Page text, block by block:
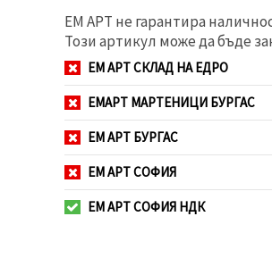
Приеми
всички
ЕМ АРТ не гарантира
Този артикул може да бъде
ЕМ АРТ СКЛАД НА ЕДРО
ЕМАРТ МАРТЕНИЦИ БУРГАС
ЕМ АРТ БУРГАС
ЕМ АРТ СОФИЯ
ЕМ АРТ СОФИЯ НДК